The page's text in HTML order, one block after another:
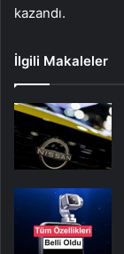
kazandı.
İlgili Makaleler